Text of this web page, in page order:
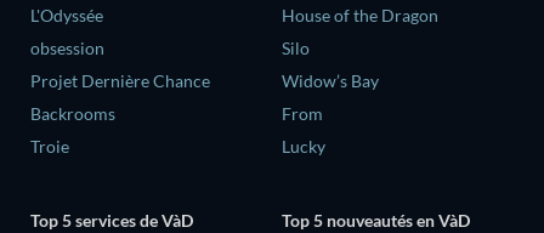
L'Odyssée
obsession
Projet Dernière Chance
Backrooms
Troie
House of the Dragon
Silo
Widow’s Bay
From
Lucky
Top 5 services de VàD
Top 5 nouveautés en VàD